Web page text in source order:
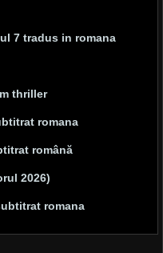
7 tradus in romana
thriller
romana
română
2026)
romana